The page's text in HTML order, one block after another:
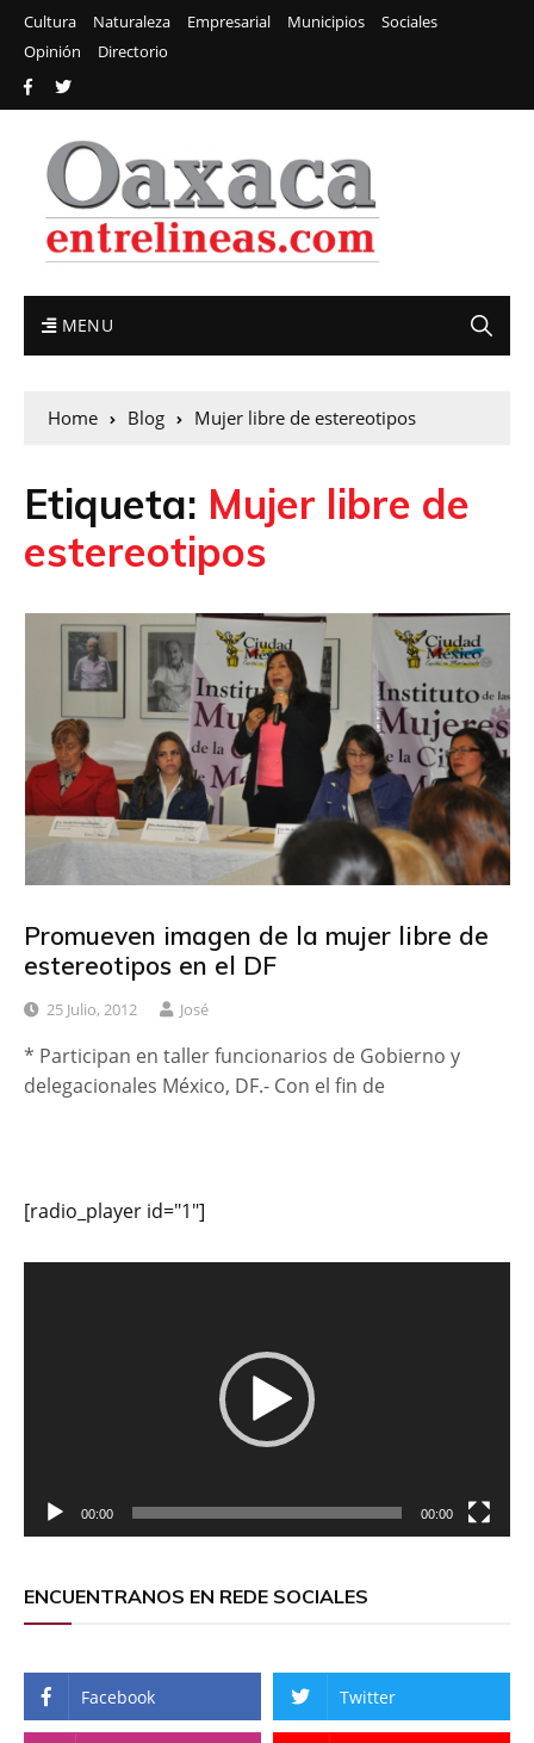
Cultura Naturaleza Empresarial Municipios
Sociales
Opinión
Directorio
MENU
Home Blog Mujer libre de estereotipos
Etiqueta: Mujer libre de
estereotipos
Promueven imagen de la mujer libre de
estereotipos en el DF
25 Julio, 2012 José
* Participan en taller funcionarios de Gobierno y
delegacionales México, DF.- Con el fin de
[radio_player id="1"]
00:00 00:00
ENCUENTRANOS EN REDE SOCIALES
Facebook Twitter